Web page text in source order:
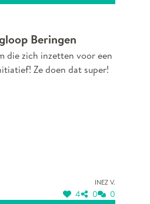
Beringen
die zich inzetten voor een
Ze doen dat super!
Inez V.
4 0 0